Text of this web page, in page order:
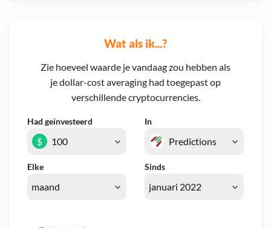
Wat als ik...?
Zie hoeveel waarde je vandaag zou hebben als
je dollar-cost averaging had toegepast op
verschillende cryptocurrencies.
Had geïnvesteerd In
Elke Sinds
$